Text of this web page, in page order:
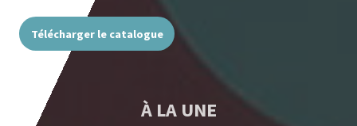
Télécharger le catalogue
À LA UNE